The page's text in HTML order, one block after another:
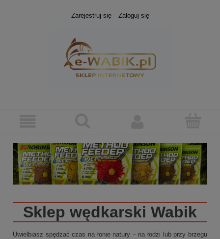
Zarejestruj się Zaloguj się
Sklep wędkarski Wabik
Uwielbiasz spędzać czas na łonie natury – na łodzi lub przy brzegu